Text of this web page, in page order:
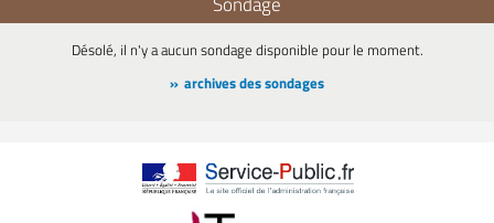
Désolé, il n'y a aucun sondage disponible pour le moment.
archives des sondages